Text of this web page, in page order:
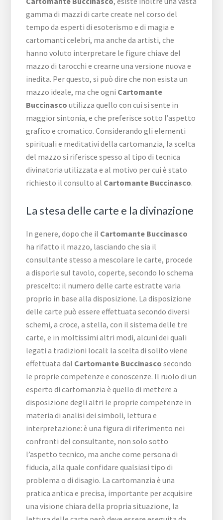
gamma di mazzi di carte create nel corso del
tempo da esperti di esoterismo e di magia e
cartomanti celebri, ma anche da artisti, che
hanno voluto interpretare le figure chiave del
mazzo di tarocchi e crearne una versione nuova e
inedita. Per questo, si può dire che non esista un
mazzo ideale, ma che ogni Cartomante
Buccinasco utilizza quello con cui si sente in
maggior sintonia, e che preferisce sotto l’aspetto
grafico e cromatico. Considerando gli elementi
spirituali e meditativi della cartomanzia, la scelta
del mazzo si riferisce spesso al tipo di tecnica
divinatoria utilizzata e al motivo per cui è stato
richiesto il consulto al Cartomante Buccinasco.
La stesa delle carte e la divinazione
In genere, dopo che il Cartomante Buccinasco
ha rifatto il mazzo, lasciando che sia il
consultante stesso a mescolare le carte, procede
a disporle sul tavolo, coperte, secondo lo schema
prescelto: il numero delle carte estratte varia
proprio in base alla disposizione. La disposizione
delle carte può essere effettuata secondo diversi
schemi, a croce, a stella, con il sistema delle tre
carte, e in moltissimi altri modi, alcuni dei quali
legati a tradizioni locali: la scelta di solito viene
effettuata dal Cartomante Buccinasco secondo
le proprie competenze e conoscenze. Il ruolo di un
esperto di cartomanzia è quello di mettere a
disposizione degli altri le proprie competenze in
materia di analisi dei simboli, lettura e
interpretazione: è una figura di riferimento nei
confronti del consultante, non solo sotto
l’aspetto tecnico, ma anche come persona di
fiducia, alla quale confidare qualsiasi tipo di
problema o di disagio. La cartomanzia è una
pratica antica e precisa, importante per acquisire
una visione chiara della propria situazione, la